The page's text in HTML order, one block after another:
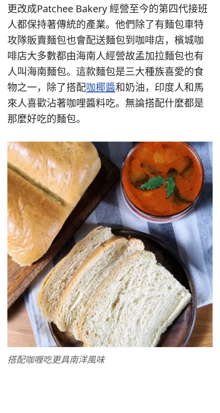
更改成Patchee Bakery 經營至今的第四代接班
人都保持著傳統的產業。他們除了有麵包車特
攻隊販賣麵包也會配送麵包到咖啡店，檳城咖
啡店大多數都由海南人經營故孟加拉麵包也有
人叫海南麵包。這款麵包是三大種族喜愛的食
物之一，除了搭配咖椰醬和奶油，印度人和馬
來人喜歡沾著咖哩醬料吃。無論搭配什麼都是
那麼好吃的麵包。
搭配咖喱吃更具南洋風味